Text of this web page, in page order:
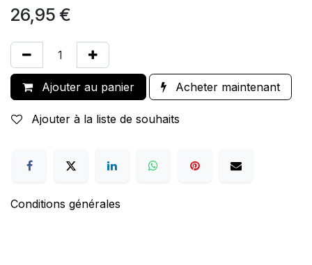
26,95 €
Ajouter au panier Acheter maintenant
Ajouter à la liste de souhaits
Conditions générales